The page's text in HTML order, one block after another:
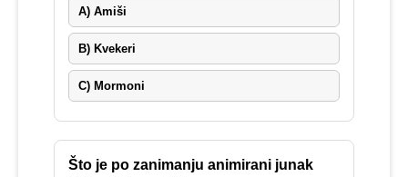
A) Amiši
B) Kvekeri
C) Mormoni
Što je po zanimanju animirani junak